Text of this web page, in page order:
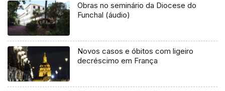
Obras no seminário da Diocese do
Funchal (áudio)
Novos casos e óbitos com ligeiro
decréscimo em França